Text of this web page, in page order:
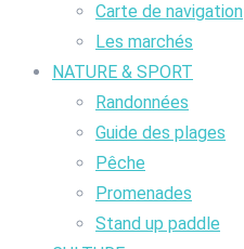
Carte de navigation
Les marchés
NATURE & SPORT
Randonnées
Guide des plages
Pêche
Promenades
Stand up paddle